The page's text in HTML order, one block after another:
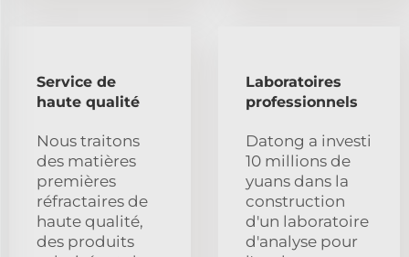
Service de
haute qualité
Nous traitons
des matières
premières
réfractaires de
haute qualité,
des produits
Laboratoires
professionnels
Datong a investi
10 millions de
yuans dans la
construction
d'un laboratoire
d'analyse pour